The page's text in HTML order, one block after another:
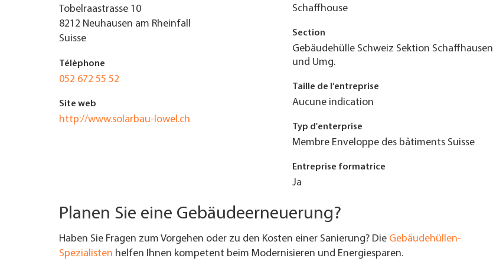
TROUVER ENTREPRISE
MAGAZINE SPÉCIALISÉ
Tobelraastrasse 10
8212 Neuhausen am Rheinfall
Suisse
Télèphone
052 672 55 52
Site web
http://www.solarbau-lowel.ch
Schaffhouse
Section
Gebäudehülle Schweiz Sektion Schaffhausen
und Umg.
Taille de l’entreprise
Aucune indication
Typ d'enterprise
Membre Enveloppe des bâtiments Suisse
Entreprise formatrice
Ja
Planen Sie eine Gebäudeerneuerung?
Haben Sie Fragen zum Vorgehen oder zu den Kosten einer Sanierung? Die Gebäudehüllen-
Spezialisten helfen Ihnen kompetent beim Modernisieren und Energiesparen.